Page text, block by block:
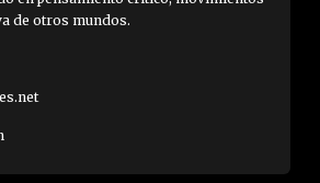
de otros mundos.